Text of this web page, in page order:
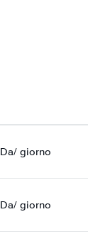
Da/ giorno
Da/ giorno